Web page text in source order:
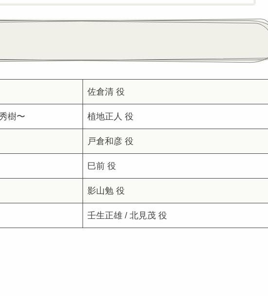
佐倉清 役
樹〜 植地正人 役
戸倉和彦 役
巳前 役
影山勉 役
壬生正雄 / 北見茂 役